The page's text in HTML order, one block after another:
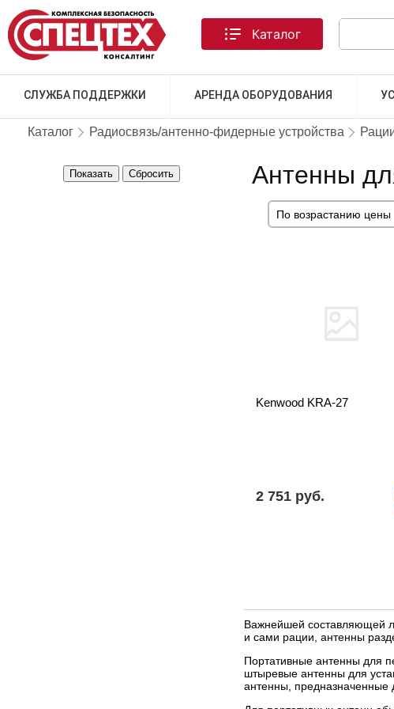
СЛУЖБА ПОДДЕРЖКИ АРЕНДА ОБОРУДОВАНИЯ
Каталог
Каталог Радиосвязь/антенно-фидерные устройства
Показать Сбросить Антенны
Kenwood KRA-27
2 751 pуб.
Важнейшей составляющей
и сами рации, антенны
Портативные антенны для
штыревые антенны для
антенны, предназначенные